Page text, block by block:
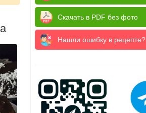
Скачать в PDF без фото
Нашли ошибку в рецепте?